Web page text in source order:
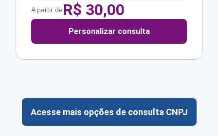
A partir deR$ 30,00
Personalizar consulta
Acesse mais opções de consulta CNPJ